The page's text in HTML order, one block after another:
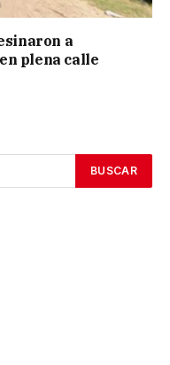
a
plena calle